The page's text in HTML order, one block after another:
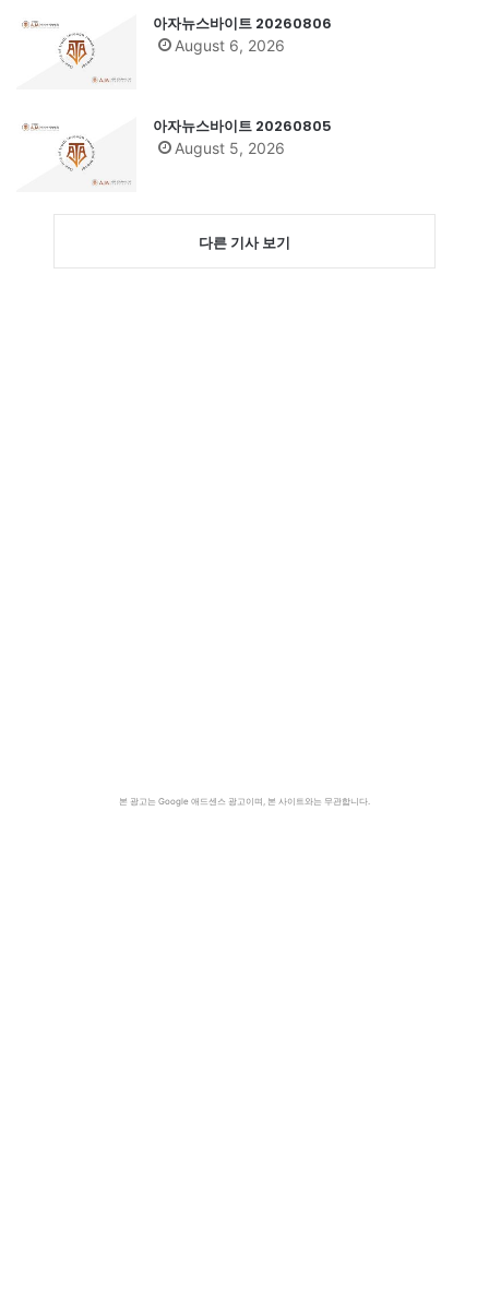
아자뉴스바이트 20260806
August 6, 2026
아자뉴스바이트 20260805
August 5, 2026
다른 기사 보기
본 광고는 Google 애드센스 광고이며, 본 사이트와는 무관합니다.